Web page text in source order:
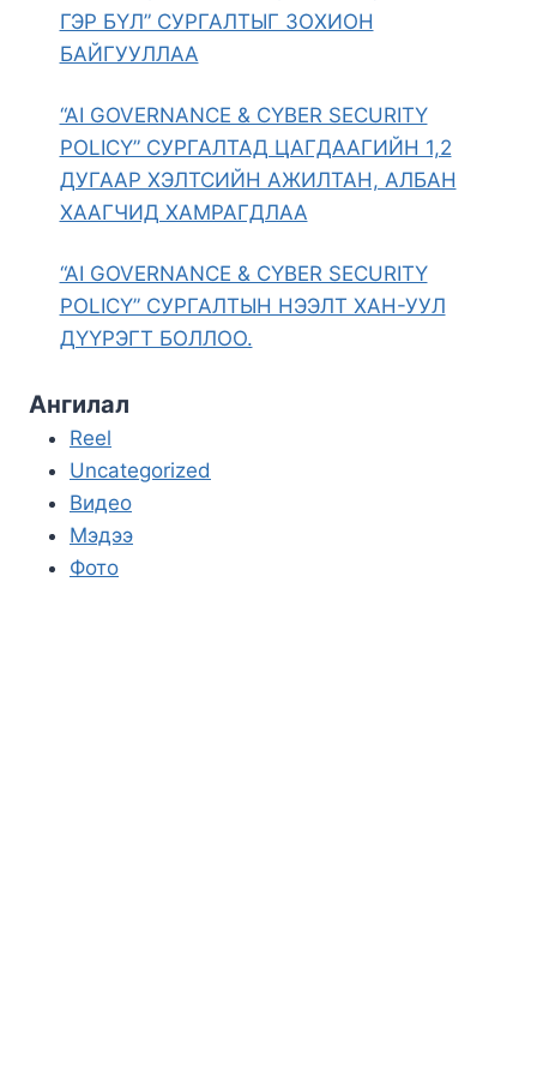
ГЭР БҮЛ” СУРГАЛТЫГ ЗОХИОН
БАЙГУУЛЛАА
“AI GOVERNANCE & CYBER SECURITY
POLICY” СУРГАЛТАД ЦАГДААГИЙН 1,2
ДУГААР ХЭЛТСИЙН АЖИЛТАН, АЛБАН
ХААГЧИД ХАМРАГДЛАА
“AI GOVERNANCE & CYBER SECURITY
POLICY” СУРГАЛТЫН НЭЭЛТ ХАН-УУЛ
ДҮҮРЭГТ БОЛЛОО.
Ангилал
Reel
Uncategorized
Видео
Мэдээ
Фото